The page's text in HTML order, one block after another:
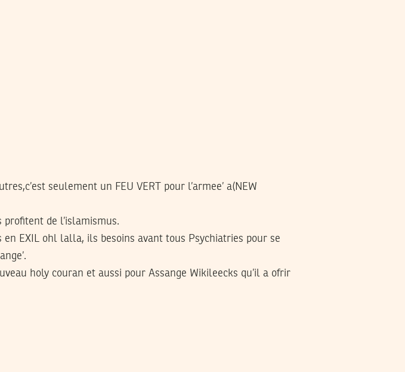
seulement un FEU VERT pour l’armee’ a(NEW
profitent de l’islamismus.
EXIL ohl lalla, ils besoins avant tous Psychiatries pour se
holy couran et aussi pour Assange Wikileecks qu’il a ofrir